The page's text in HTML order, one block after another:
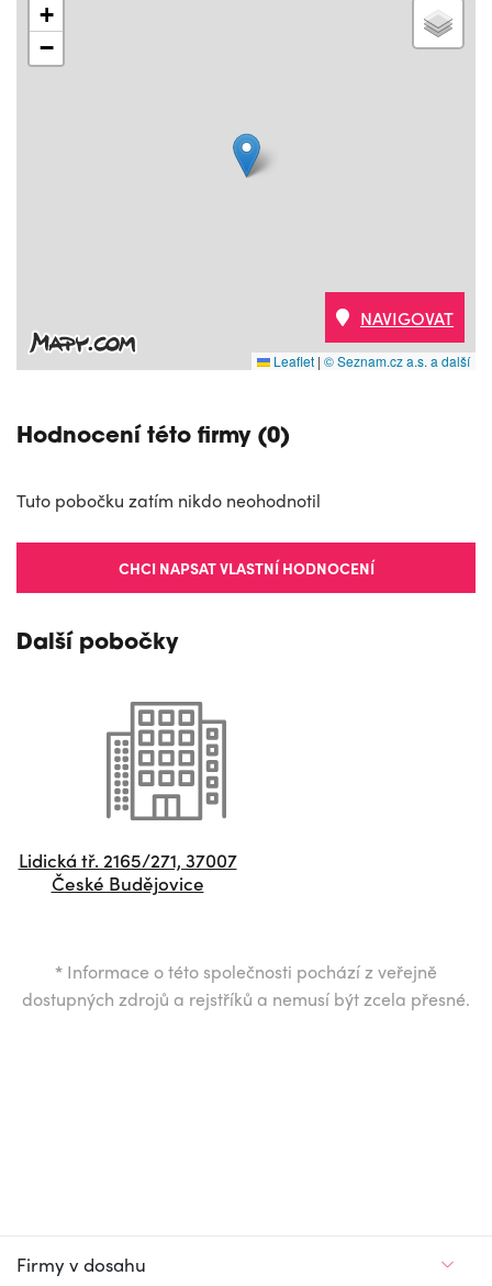
+
−
Leaflet | © Seznam.cz a.s. a další
NAVIGOVAT
Hodnocení této firmy (0)
Tuto pobočku zatím nikdo neohodnotil
CHCI NAPSAT VLASTNÍ HODNOCENÍ
Další pobočky
Lidická tř. 2165/271, 37007
České Budějovice
* Informace o této společnosti pochází z veřejně
dostupných zdrojů a rejstříků a nemusí být zcela přesné.
Firmy v dosahu